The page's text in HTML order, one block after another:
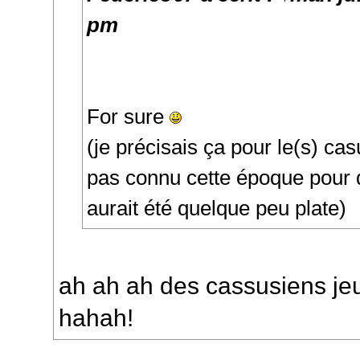
pm
For sure
(je précisais ça pour le(s)
pas connu cette époque pour
aurait été quelque peu plate)
ah ah ah des cassusiens
hahah!